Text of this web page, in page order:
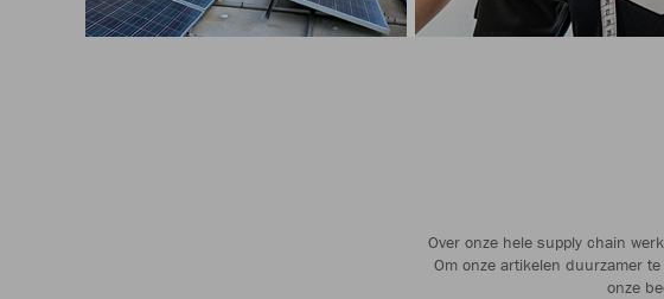
Over onze hele supply chain
Om onze artikelen duurzamer
onze